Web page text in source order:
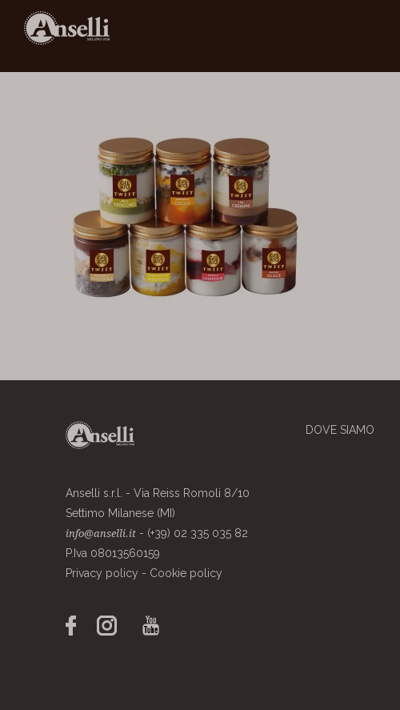
Anselli s.r.l. - Via Reiss Romoli 8/10
Settimo Milanese (MI)
info@anselli.it - (+39) 02 335 035 82
P.Iva 08013560159
Privacy policy - Cookie policy
DOVE SIAMO